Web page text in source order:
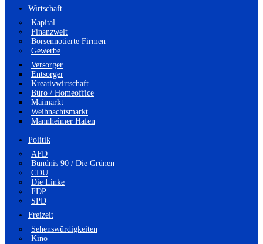
Wirtschaft
Kapital
Finanzwelt
Börsennotierte Firmen
Gewerbe
Versorger
Entsorger
Kreativwirtschaft
Büro / Homeoffice
Maimarkt
Weihnachtsmarkt
Mannheimer Hafen
Politik
AFD
Bündnis 90 / Die Grünen
CDU
Die Linke
FDP
SPD
Freizeit
Sehenswürdigkeiten
Kino